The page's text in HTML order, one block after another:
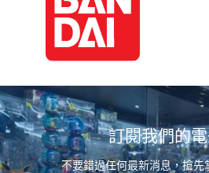
訂閱我們的
不要錯過任何最新消息，搶先